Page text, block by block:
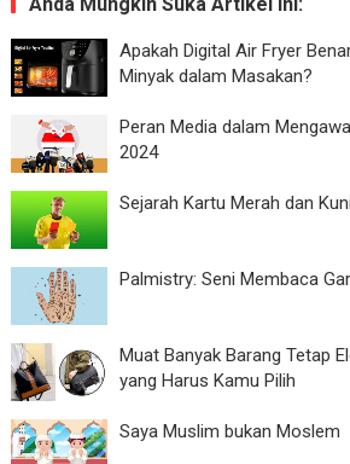
Apakah Digital Air Fryer
Minyak dalam Masakan?
Peran Media dalam
2024
Sejarah Kartu Merah dan
Palmistry: Seni Membaca
Muat Banyak Barang Tetap
yang Harus Kamu Pilih
Saya Muslim bukan Moslem